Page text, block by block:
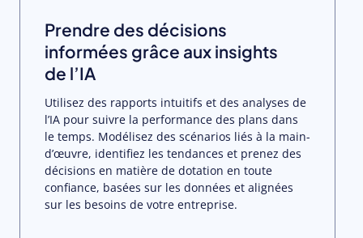
Prendre des décisions
informées grâce aux insights
de l’IA
Utilisez des rapports intuitifs et des analyses de
l’IA pour suivre la performance des plans dans
le temps. Modélisez des scénarios liés à la main-
d’œuvre, identifiez les tendances et prenez des
décisions en matière de dotation en toute
confiance, basées sur les données et alignées
sur les besoins de votre entreprise.